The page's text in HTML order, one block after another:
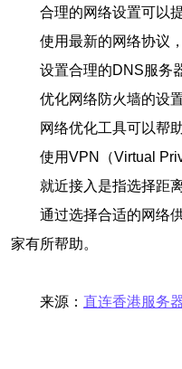
合理的网络设置可以
使用最新的网络协议
设置合理的DNS服务
优化网络防火墙的设
网络优化工具可以帮
使用VPN（Virtual
就近接入是指选择距
通过选择合适的网络
家有所帮助。
来源： 直连香港服务